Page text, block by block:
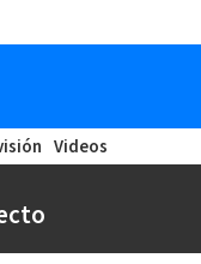
Videos